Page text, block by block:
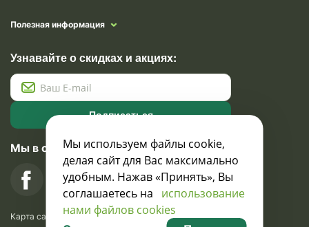
Полезная информация
Узнавайте о скидках и акциях:
Подписаться
Мы в социальных сетях
Карта сайта
Мы используем файлы cookie,
делая сайт для Вас максимально
удобным. Нажав «Принять», Вы
соглашаетесь на использование
нами файлов cookies